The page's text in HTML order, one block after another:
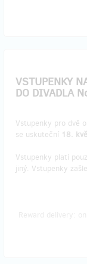
VSTUPENKY
DO DIVADLA
Vstupenky pro dvě
se uskuteční 18.
Vstupenky platí
jiný. Vstupenky